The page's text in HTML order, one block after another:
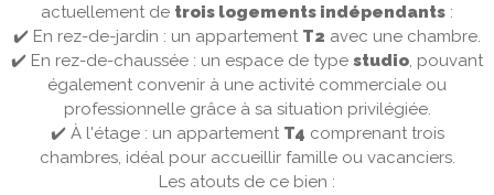
actuellement de trois logements indépendants :
✔️ En rez-de-jardin : un appartement T2 avec une chambre.
✔️ En rez-de-chaussée : un espace de type studio, pouvant
également convenir à une activité commerciale ou
professionnelle grâce à sa situation privilégiée.
✔️ À l'étage : un appartement T4 comprenant trois
chambres, idéal pour accueillir famille ou vacanciers.
Les atouts de ce bien :